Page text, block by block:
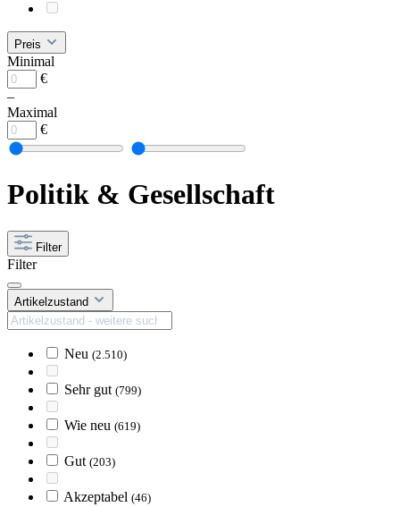
Preis
Minimal
€
–
Maximal
€
Politik & Gesellschaft
Filter
Filter
Artikelzustand
Neu (2.510)
Sehr gut (799)
Wie neu (619)
Gut (203)
Akzeptabel (46)